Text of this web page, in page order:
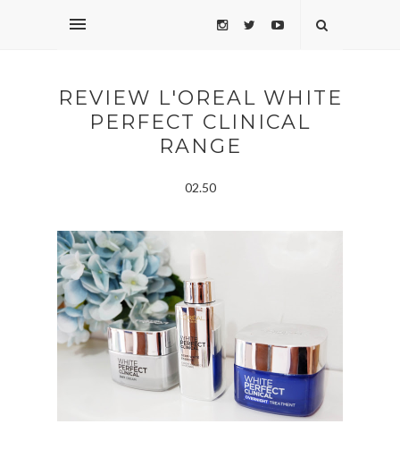
REVIEW L'OREAL WHITE
PERFECT CLINICAL
RANGE
02.50